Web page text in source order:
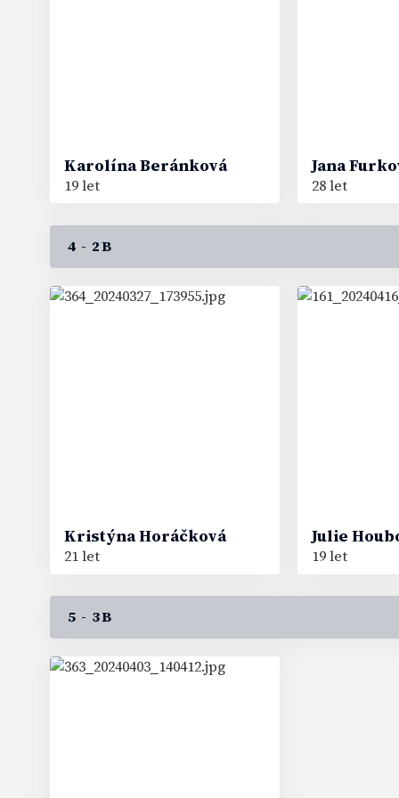
KarolínaBeránková
19 let
Jana
28 let
4 - 2B
KristýnaHoráčková
21 let
43
Julie
19 let
57
5 - 3B
22